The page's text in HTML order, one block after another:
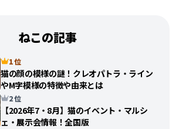
ねこの記事
1 位
猫の顔の模様の謎！クレオパトラ・ライン
やM字模様の特徴や由来とは
2 位
【2026年7・8月】猫のイベント・マルシ
ェ・展示会情報！全国版